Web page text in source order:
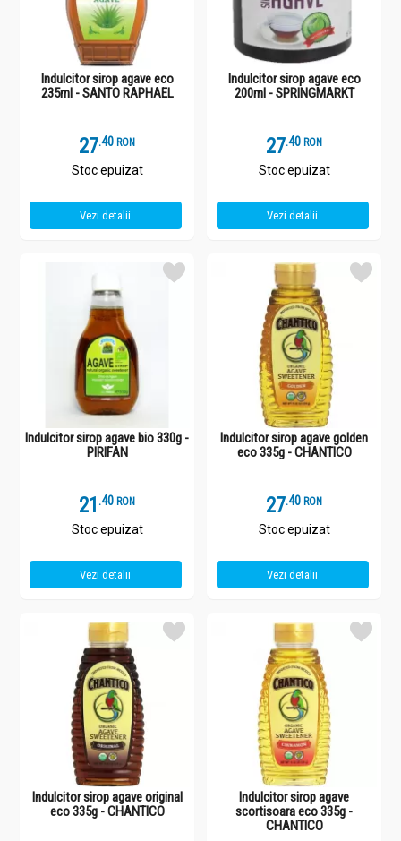
Indulcitor sirop agave eco
235ml - SANTO RAPHAEL
27.4 RON
Stoc epuizat
Vezi detalii
Indulcitor sirop agave eco
200ml - SPRINGMARKT
27.4 RON
Stoc epuizat
Vezi detalii
Indulcitor sirop agave bio 330g -
PIRIFAN
21 .4 RON
Stoc epuizat
Vezi detalii
Indulcitor sirop agave golden
eco 335g - CHANTICO
27.4 RON
Stoc epuizat
Vezi detalii
Indulcitor sirop agave original
eco 335g - CHANTICO
Indulcitor sirop agave
scortisoara eco 335g -
CHANTICO